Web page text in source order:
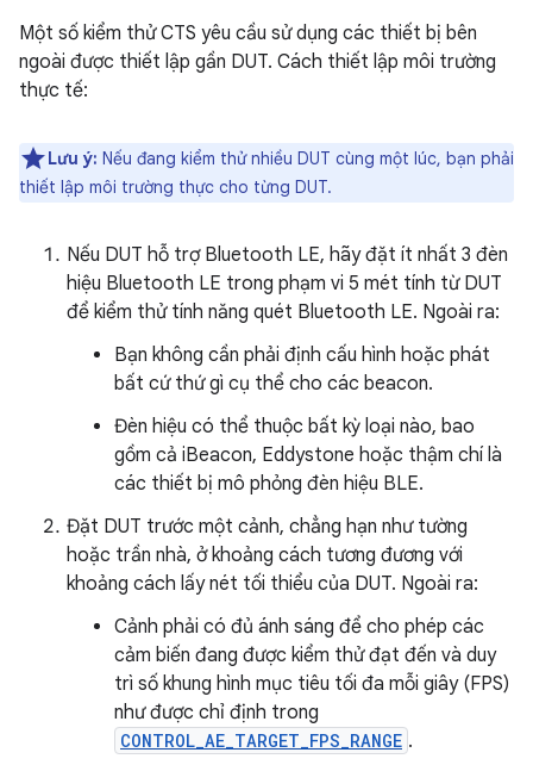
Một số kiểm thử CTS yêu cầu sử dụng các thiết bị bên
ngoài được thiết lập gần DUT. Cách thiết lập môi trường
thực tế:
Lưu ý: Nếu đang kiểm thử nhiều DUT cùng một lúc, bạn phải
thiết lập môi trường thực cho từng DUT.
Nếu DUT hỗ trợ Bluetooth LE, hãy đặt ít nhất 3 đèn
hiệu Bluetooth LE trong phạm vi 5 mét tính từ DUT
để kiểm thử tính năng quét Bluetooth LE. Ngoài ra:
Bạn không cần phải định cấu hình hoặc phát
bất cứ thứ gì cụ thể cho các beacon.
Đèn hiệu có thể thuộc bất kỳ loại nào, bao
gồm cả iBeacon, Eddystone hoặc thậm chí là
các thiết bị mô phỏng đèn hiệu BLE.
Đặt DUT trước một cảnh, chẳng hạn như tường
hoặc trần nhà, ở khoảng cách tương đương với
khoảng cách lấy nét tối thiểu của DUT. Ngoài ra:
Cảnh phải có đủ ánh sáng để cho phép các
cảm biến đang được kiểm thử đạt đến và duy
trì số khung hình mục tiêu tối đa mỗi giây (FPS)
như được chỉ định trong
CONTROL_AE_TARGET_FPS_RANGE .